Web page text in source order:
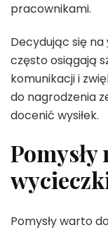
pracownikami.
Decydując się na
często osiągają
komunikacji i
do nagrodzenia
docenić wysiłek.
Pomysły warto